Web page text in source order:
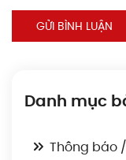
GỬI BÌNH LUẬN
Danh mục
Thông báo